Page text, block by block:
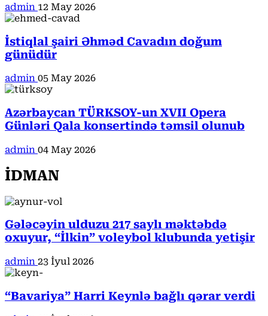
admin 12 May 2026
İstiqlal şairi Əhməd Cavadın doğum
günüdür
admin 05 May 2026
Azərbaycan TÜRKSOY-un XVII Opera
Günləri Qala konsertində təmsil olunub
admin 04 May 2026
İDMAN
Gələcəyin ulduzu 217 saylı məktəbdə
oxuyur, “İlkin” voleybol klubunda yetişir
admin 23 İyul 2026
“Bavariya” Harri Keynlə bağlı qərar verdi